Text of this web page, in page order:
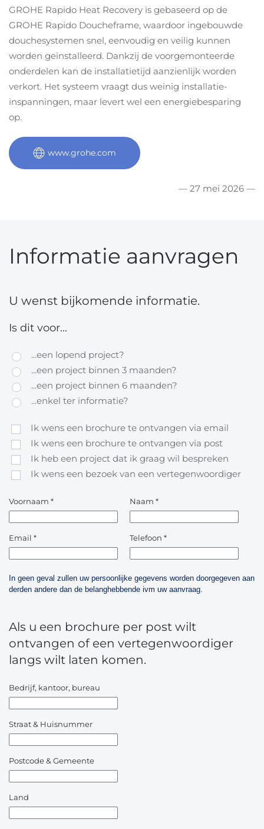
GROHE Rapido Heat Recovery is gebaseerd op de
GROHE Rapido Doucheframe, waardoor ingebouwde
douchesystemen snel, eenvoudig en veilig kunnen
worden geïnstalleerd. Dankzij de voorgemonteerde
onderdelen kan de installatietijd aanzienlijk worden
verkort. Het systeem vraagt dus weinig installatie-
inspanningen, maar levert wel een energiebesparing
op.
www.grohe.com
— 27 mei 2026 —
Informatie aanvragen
U wenst bijkomende informatie.
Is dit voor...
...een lopend project?
...een project binnen 3 maanden?
...een project binnen 6 maanden?
...enkel ter informatie?
Ik wens een brochure te ontvangen via email
Ik wens een brochure te ontvangen via post
Ik heb een project dat ik graag wil bespreken
Ik wens een bezoek van een vertegenwoordiger
Voornaam * Naam *
Email * Telefoon *
In geen geval zullen uw persoonlijke gegevens worden doorgegeven aan
derden andere dan de belanghebbende ivm uw aanvraag.
Als u een brochure per post wilt
ontvangen of een vertegenwoordiger
langs wilt laten komen.
Bedrijf, kantoor, bureau
Straat & Huisnummer
Postcode & Gemeente
Land